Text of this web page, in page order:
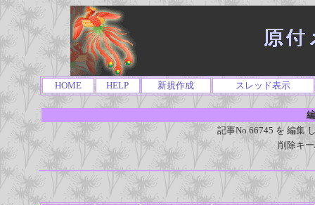
HOME HELP 新規作成 スレッド表示
記事No.66745 を 編集
削除キ